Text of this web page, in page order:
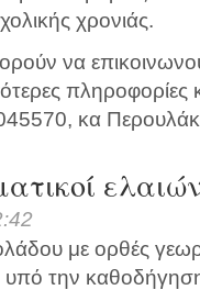
χρονιάς.
να
κα
με ορθές
υπό την